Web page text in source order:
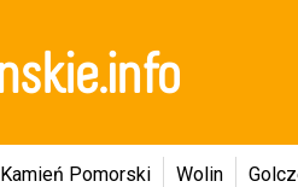
Kamień Pomorski Wolin